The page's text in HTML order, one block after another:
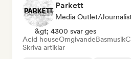
Parkett
Media Outlet/
&gt; 4300 svar ges
Acid houseOmgivandeBasmusik
Skriva artiklar